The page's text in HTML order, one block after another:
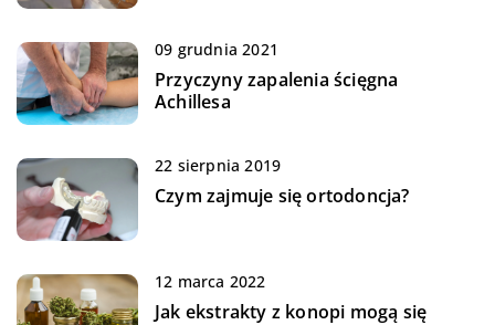
09 grudnia 2021
Przyczyny zapalenia ścięgna
Achillesa
22 sierpnia 2019
Czym zajmuje się ortodoncja?
12 marca 2022
Jak ekstrakty z konopi mogą się